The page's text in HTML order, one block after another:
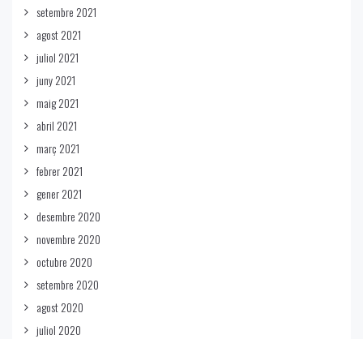
setembre 2021
agost 2021
juliol 2021
juny 2021
maig 2021
abril 2021
març 2021
febrer 2021
gener 2021
desembre 2020
novembre 2020
octubre 2020
setembre 2020
agost 2020
juliol 2020